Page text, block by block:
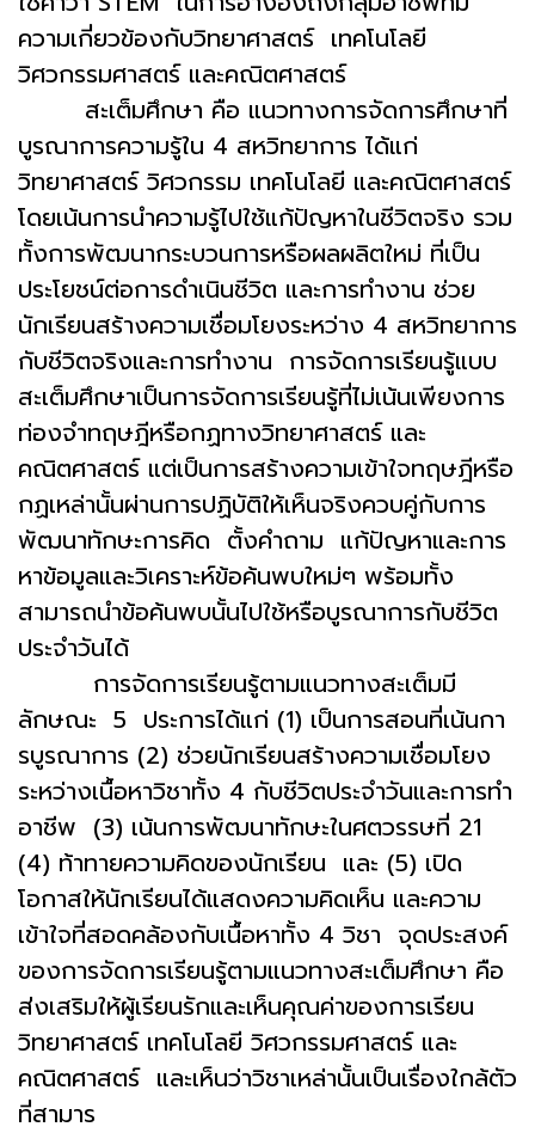
ความเกี่ยวข้องกับวิทยาศาสตร์ เทคโนโลยี
วิศวกรรมศาสตร์ และคณิตศาสตร์
สะเต็มศึกษา คือ แนวทางการจัดการศึกษาที่
บูรณาการความรู้ใน 4 สหวิทยาการ ได้แก่
วิทยาศาสตร์ วิศวกรรม เทคโนโลยี และคณิตศาสตร์
โดยเน้นการนำความรู้ไปใช้แก้ปัญหาในชีวิตจริง รวม
ทั้งการพัฒนากระบวนการหรือผลผลิตใหม่ ที่เป็น
ประโยชน์ต่อการดำเนินชีวิต และการทำงาน ช่วย
นักเรียนสร้างความเชื่อมโยงระหว่าง 4 สหวิทยาการ
กับชีวิตจริงและการทำงาน การจัดการเรียนรู้แบบ
สะเต็มศึกษาเป็นการจัดการเรียนรู้ที่ไม่เน้นเพียงการ
ท่องจำทฤษฎีหรือกฏทางวิทยาศาสตร์ และ
คณิตศาสตร์ แต่เป็นการสร้างความเข้าใจทฤษฎีหรือ
กฏเหล่านั้นผ่านการปฏิบัติให้เห็นจริงควบคู่กับการ
พัฒนาทักษะการคิด ตั้งคำถาม แก้ปัญหาและการ
หาข้อมูลและวิเคราะห์ข้อค้นพบใหม่ๆ พร้อมทั้ง
สามารถนำข้อค้นพบนั้นไปใช้หรือบูรณาการกับชีวิต
ประจำวันได้
การจัดการเรียนรู้ตามแนวทางสะเต็มมี
ลักษณะ 5 ประการได้แก่ (1) เป็นการสอนที่เน้นกา
รบูรณาการ (2) ช่วยนักเรียนสร้างความเชื่อมโยง
ระหว่างเนื้อหาวิชาทั้ง 4 กับชีวิตประจำวันและการทำ
อาชีพ (3) เน้นการพัฒนาทักษะในศตวรรษที่ 21
(4) ท้าทายความคิดของนักเรียน และ (5) เปิด
โอกาสให้นักเรียนได้แสดงความคิดเห็น และความ
เข้าใจที่สอดคล้องกับเนื้อหาทั้ง 4 วิชา จุดประสงค์
ของการจัดการเรียนรู้ตามแนวทางสะเต็มศึกษา คือ
ส่งเสริมให้ผู้เรียนรักและเห็นคุณค่าของการเรียน
วิทยาศาสตร์ เทคโนโลยี วิศวกรรมศาสตร์ และ
คณิตศาสตร์ และเห็นว่าวิชาเหล่านั้นเป็นเรื่องใกล้ตัว
ที่สามาร